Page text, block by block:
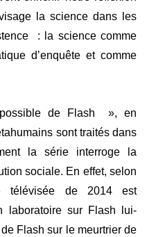
la science dans les
: la science comme
d’enquête et comme
de Flash », en
sont traités dans
la série interroge la
sociale. En effet, selon
télévisée de 2014 est
laboratoire sur Flash lui-
Flash sur le meurtrier de